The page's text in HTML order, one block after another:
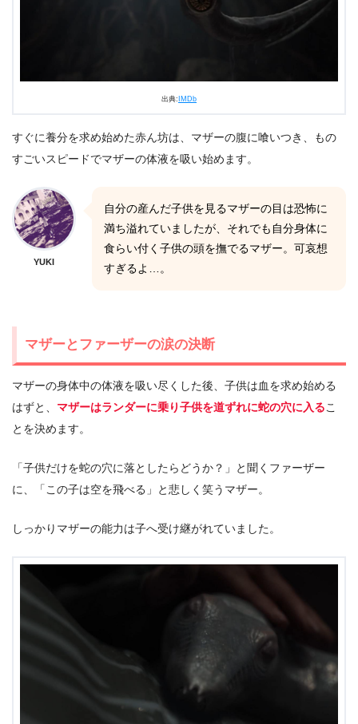
出典: IMDb
すぐに養分を求め始めた赤ん坊は、マザーの腹に喰いつき、もの
すごいスピードでマザーの体液を吸い始めます。
YUKI
自分の産んだ子供を見るマザーの目は恐怖に
満ち溢れていましたが、それでも自分身体に
食らい付く子供の頭を撫でるマザー。可哀想
すぎるよ…。
マザーとファーザーの涙の決断
マザーの身体中の体液を吸い尽くした後、子供は血を求め始める
はずと、 マザーはランダーに乗り子供を道ずれに蛇の穴に入るこ
とを決めます。
「子供だけを蛇の穴に落としたらどうか？」と聞くファーザー
に、「この子は空を飛べる」と悲しく笑うマザー。
しっかりマザーの能力は子へ受け継がれていました。